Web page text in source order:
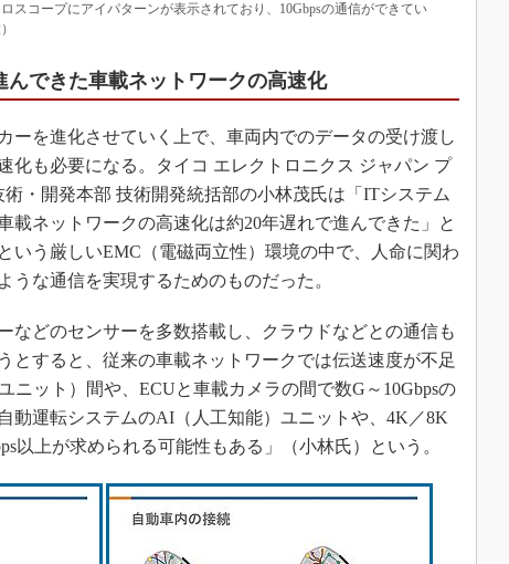
スコープにアイパターンが表示されており、10Gbpsの通信ができてい
できた車載ネットワークの高速化
を進化させていく上で、車両内でのデータの受け渡し
化も必要になる。タイコ エレクトロニクス ジャパン プ
・開発本部 技術開発統括部の小林茂氏は「ITシステム
載ネットワークの高速化は約20年遅れで進んできた」と
いう厳しいEMC（電磁両立性）環境の中で、人命に関わ
うな通信を実現するためのものだった。
どのセンサーを多数搭載し、クラウドなどとの通信も
とすると、従来の車載ネットワークでは伝送速度が不足
ニット）間や、ECUと車載カメラの間で数G～10Gbpsの
動運転システムのAI（人工知能）ユニットや、4K／8K
以上が求められる可能性もある」（小林氏）という。